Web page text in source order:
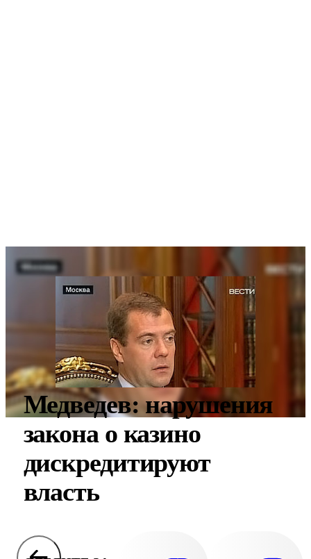
Медведев: нарушения
закона о казино
дискредитируют
власть